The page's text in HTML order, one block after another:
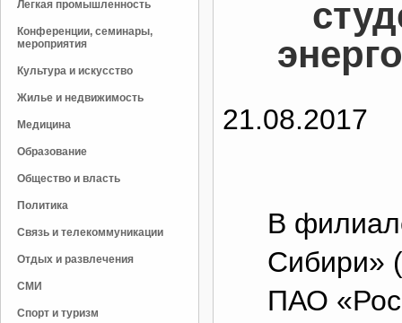
Легкая промышленность
Конференции, семинары,
мероприятия
Культура и искусство
Жилье и недвижимость
Медицина
Образование
Общество и власть
Политика
Связь и телекоммуникации
Отдых и развлечения
СМИ
Спорт и туризм
21.08.2017
В
Сибири»
ПАО